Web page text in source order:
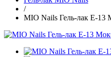
/
MIO Nails Гель-лак E-13